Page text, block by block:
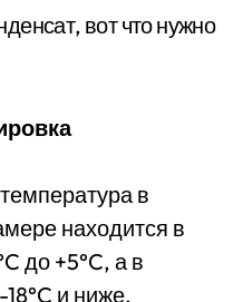
вот что нужно
в
находится в
до +5°C, а в
и ниже.